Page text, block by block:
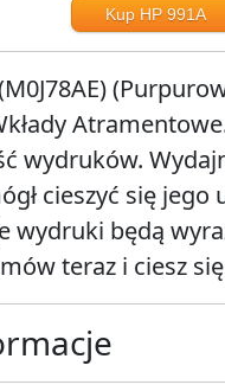
Kup HP 991A
wydruków.
cieszyć się
wydruki będą
teraz i ciesz